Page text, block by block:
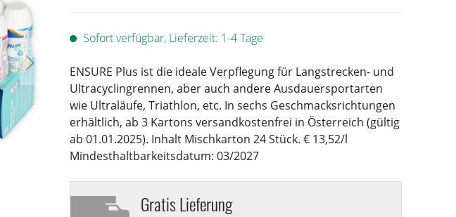
Sofort verfügbar, Lieferzeit: 1-4 Tage
ENSURE Plus ist die ideale Verpflegung für Langstrecken- und
Ultracyclingrennen, aber auch andere Ausdauersportarten
wie Ultraläufe, Triathlon, etc. In sechs Geschmacksrichtungen
erhältlich, ab 3 Kartons versandkostenfrei in Österreich (gültig
ab 01.01.2025). Inhalt Mischkarton 24 Stück. € 13,52/l
Mindesthaltbarkeitsdatum: 03/2027
Gratis Lieferung